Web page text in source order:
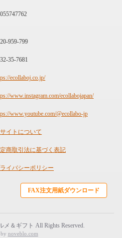
959-799
35-7681
ecollaboj.co.jp/
www.instagram.com/ecollabojapan/
www.youtube.com/@ecollabo-jp
イトについて
商取引法に基づく表記
イバシーポリシー
FAX注文用紙ダウンロード
＆ギフト All Rights Reserved.
noveblo.com